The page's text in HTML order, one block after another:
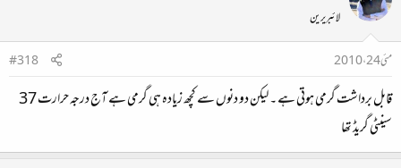
لائبریرین
مئی 24، 2010
#318
قابل برداشت گرمی ہوتی ہے ۔ لیکن دو دنوں سے کچھ زیادہ ہی گرمی ہے آج درجہ حرارت 37
سینٹی گریڈ تھا